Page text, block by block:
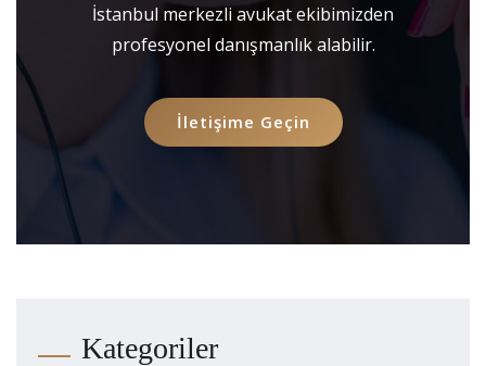
İstanbul merkezli avukat ekibimizden
profesyonel danışmanlık alabilir.
İletişime Geçin
Kategoriler